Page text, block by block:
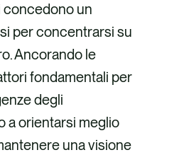
concedono un
per concentrarsi su
Ancorando le
fondamentali per
degli
a orientarsi meglio
una visione